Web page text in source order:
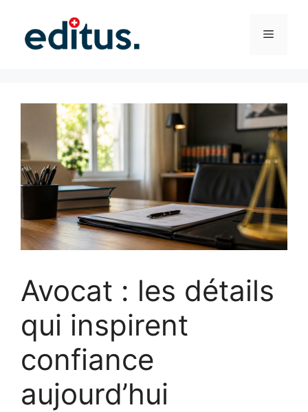
contenu
Menu
Avocat : les détails
qui inspirent
confiance
aujourd’hui